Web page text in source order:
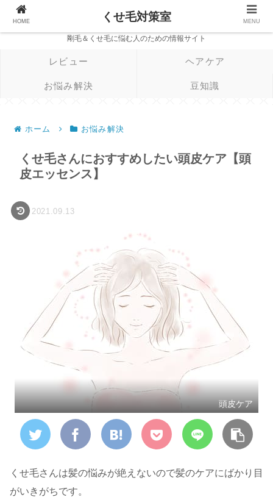
剛毛＆くせ毛に悩む人のための情報サイト
レビュー ヘアケア
お悩み解決 豆知識
ホーム お悩み解決
くせ毛さんにおすすめしたい頭皮ケア【頭
皮エッセンス】
2021.09.13
頭皮ケア
くせ毛さんは髪の悩みが絶えないので髪のケアにばかり目
がいきがちです。
HOME くせ毛対策室 MENU